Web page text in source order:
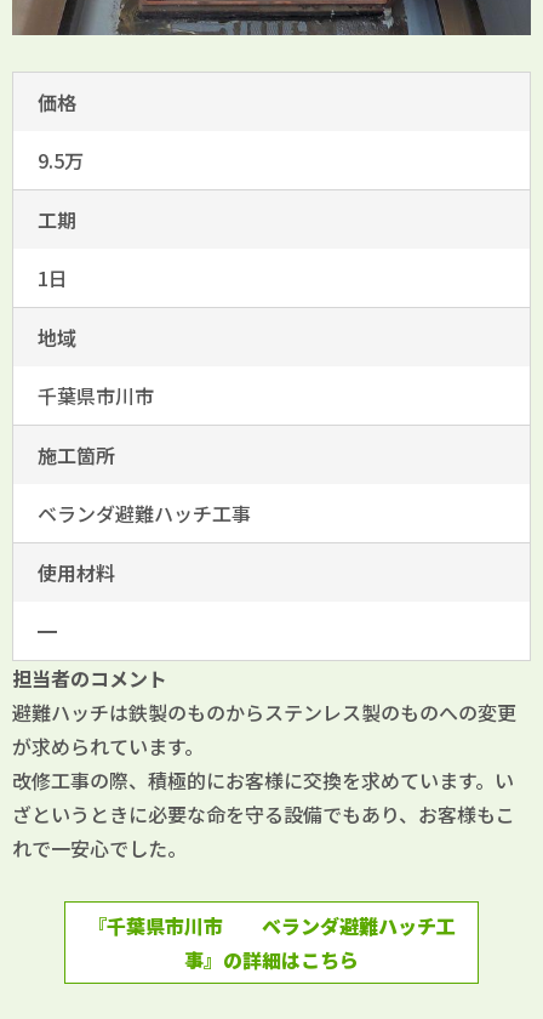
価格
9.5万
工期
1日
地域
千葉県市川市
施工箇所
ベランダ避難ハッチ工事
使用材料
━
担当者のコメント
避難ハッチは鉄製のものからステンレス製のものへの変更
が求められています。
改修工事の際、積極的にお客様に交換を求めています。い
ざというときに必要な命を守る設備でもあり、お客様もこ
れで一安心でした。
『千葉県市川市 ベランダ避難ハッチ工
事』の詳細はこちら